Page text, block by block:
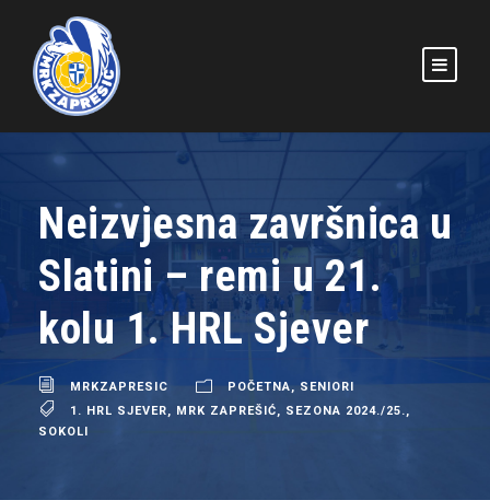
Neizvjesna završnica u
Slatini – remi u 21.
kolu 1. HRL Sjever
MRKZAPRESIC POČETNA
SENIORI
1. HRL SJEVER
MRK ZAPREŠIĆ SEZONA 2024./25.
SOKOLI